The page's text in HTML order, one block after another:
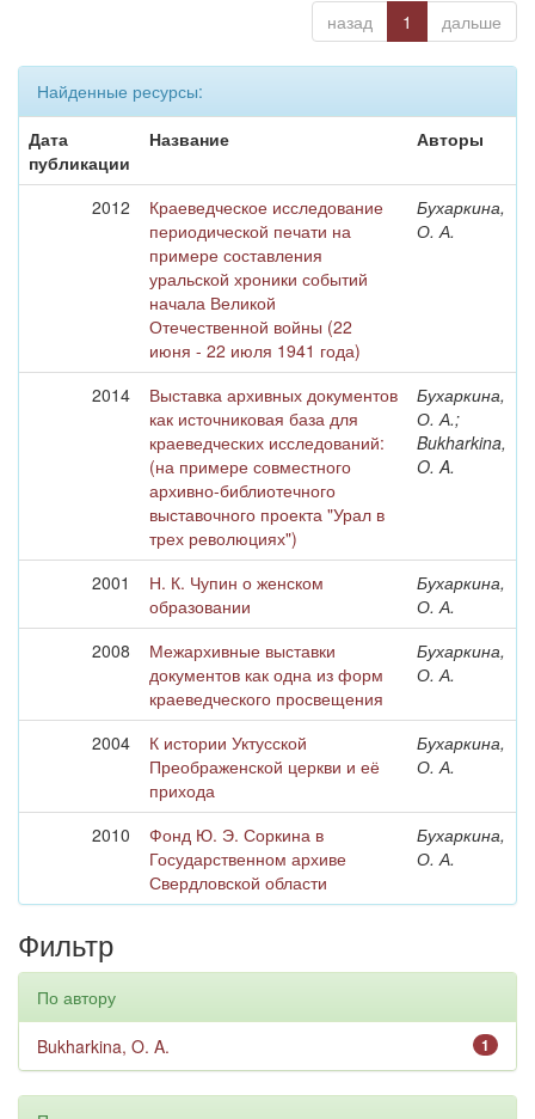
назад 1 дальше
Найденные ресурсы:
Дата
публикации
Название Авторы
2012
Краеведческое исследование
периодической печати на
примере составления
уральской хроники событий
начала Великой
Отечественной войны (22
июня - 22 июля 1941 года)
Бухаркина,
О. А.
2014
Выставка архивных документов
как источниковая база для
краеведческих исследований:
(на примере совместного
архивно-библиотечного
выставочного проекта "Урал в
трех революциях")
Бухаркина,
О. А.;
Bukharkina,
O. A.
2001
Н. К. Чупин о женском
образовании
Бухаркина,
О. А.
2008
Межархивные выставки
документов как одна из форм
краеведческого просвещения
Бухаркина,
О. А.
2004
К истории Уктусской
Преображенской церкви и её
прихода
Бухаркина,
О. А.
2010
Фонд Ю. Э. Соркина в
Государственном архиве
Свердловской области
Бухаркина,
О. А.
Фильтр
По автору
1
Bukharkina, O. A.